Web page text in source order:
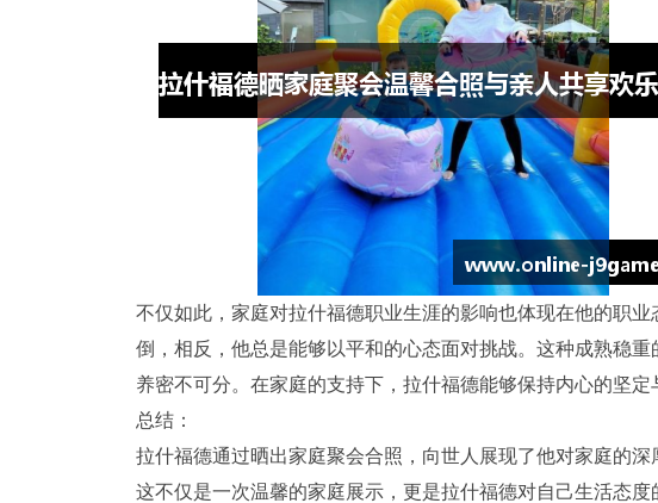
不仅如此，家庭对拉什福德职业生涯的影响也体现在他的职
倒，相反，他总是能够以平和的心态面对挑战。这种成熟稳
养密不可分。在家庭的支持下，拉什福德能够保持内心的坚定
总结：
拉什福德通过晒出家庭聚会合照，向世人展现了他对家庭的深
这不仅是一次温馨的家庭展示，更是拉什福德对自己生活态